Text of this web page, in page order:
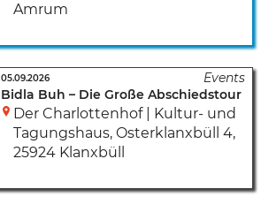
Amrum
05.09.2026
Bidla Buh – Die Große Abschiedstour
Der Charlottenhof | Kultur- und
Tagungshaus, Osterklanxbüll 4,
25924 Klanxbüll